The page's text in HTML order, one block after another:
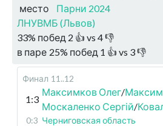
место
Парни 2024
ЛНУВМБ (Львов)
33% побед 2 👍 vs 4👎
в паре 25% побед 1 👍 vs 3👎
Финал 11..12
1:3
Максимков Олег/
Москаленко Сергій/
0:3 Черниговская область